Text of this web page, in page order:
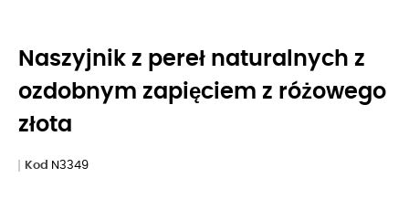
Naszyjnik z pereł naturalnych z
ozdobnym zapięciem z różowego
złota
Kod N3349